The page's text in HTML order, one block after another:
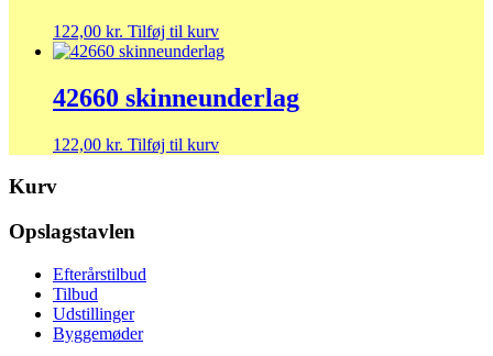
122,00 kr. Tilføj til kurv
42660 skinneunderlag
122,00 kr. Tilføj til kurv
Kurv
Opslagstavlen
Efterårstilbud
Tilbud
Udstillinger
Byggemøder